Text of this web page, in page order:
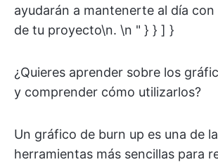
ayudarán a mantenerte al día
de tu proyecto\n. \n " } } ] }
¿Quieres aprender sobre los
y comprender cómo utilizarlos?
Un gráfico de burn up es una de
herramientas más sencillas para